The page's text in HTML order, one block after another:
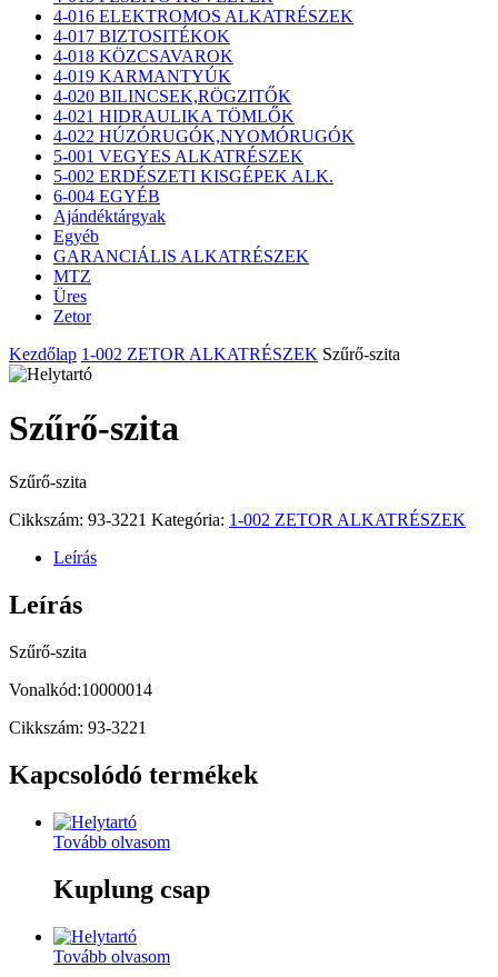
4-016 ELEKTROMOS ALKATRÉSZEK
4-017 BIZTOSITÉKOK
4-018 KÖZCSAVAROK
4-019 KARMANTYÚK
4-020 BILINCSEK,RÖGZITŐK
4-021 HIDRAULIKA TÖMLŐK
4-022 HÚZÓRUGÓK,NYOMÓRUGÓK
5-001 VEGYES ALKATRÉSZEK
5-002 ERDÉSZETI KISGÉPEK ALK.
6-004 EGYÉB
Ajándéktárgyak
Egyéb
GARANCIÁLIS ALKATRÉSZEK
MTZ
Üres
Zetor
Kezdőlap 1-002 ZETOR ALKATRÉSZEK Szűrő-szita
Szűrő-szita
Szűrő-szita
Cikkszám: 93-3221 Kategória: 1-002 ZETOR ALKATRÉSZEK
Leírás
Leírás
Szűrő-szita
Vonalkód:10000014
Cikkszám: 93-3221
Kapcsolódó termékek
Tovább olvasom
Kuplung csap
Tovább olvasom